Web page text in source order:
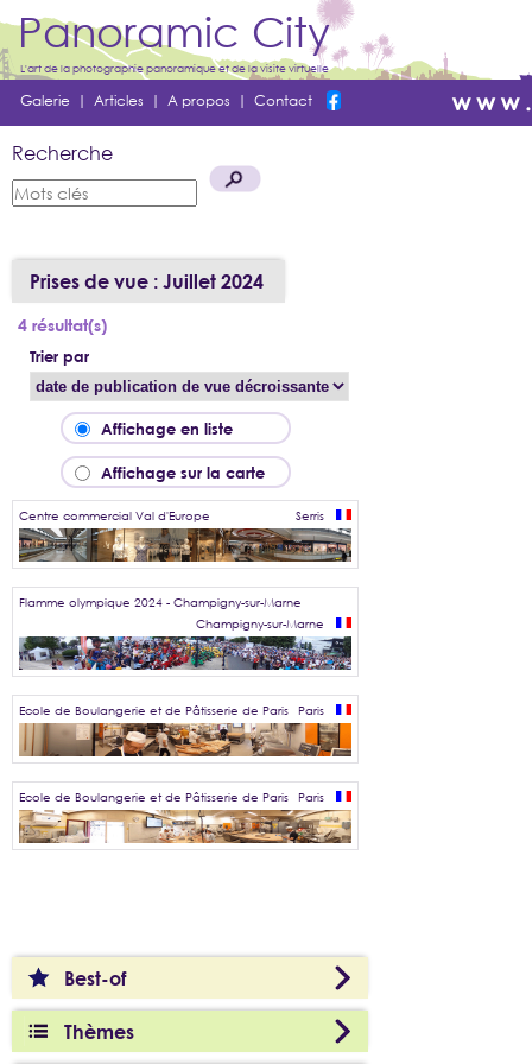
Panoramic City
L'art de la photographie panoramique et de la visite virtuelle
Galerie | Articles | A propos | Contact
Recherche
Best-of
Thèmes
Prises de vue : Juillet 2024
4 résultat(s)
Trier par
Affichage en liste
Affichage sur la carte
Centre commercial Val d'Europe Serris
Flamme olympique 2024 - Champigny-sur-Marne
Champigny-sur-Marne
Ecole de Boulangerie et de Pâtisserie de Paris Paris
Ecole de Boulangerie et de Pâtisserie de Paris Paris